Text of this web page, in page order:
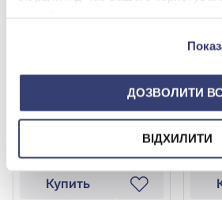
ДОЗВОЛИТИ
ВІДХИЛИТИ
Цепочка из серебра 925°,
15 928,00 грн
(арт. 811Р 7)
Купить
арт.
9
5
(арт.